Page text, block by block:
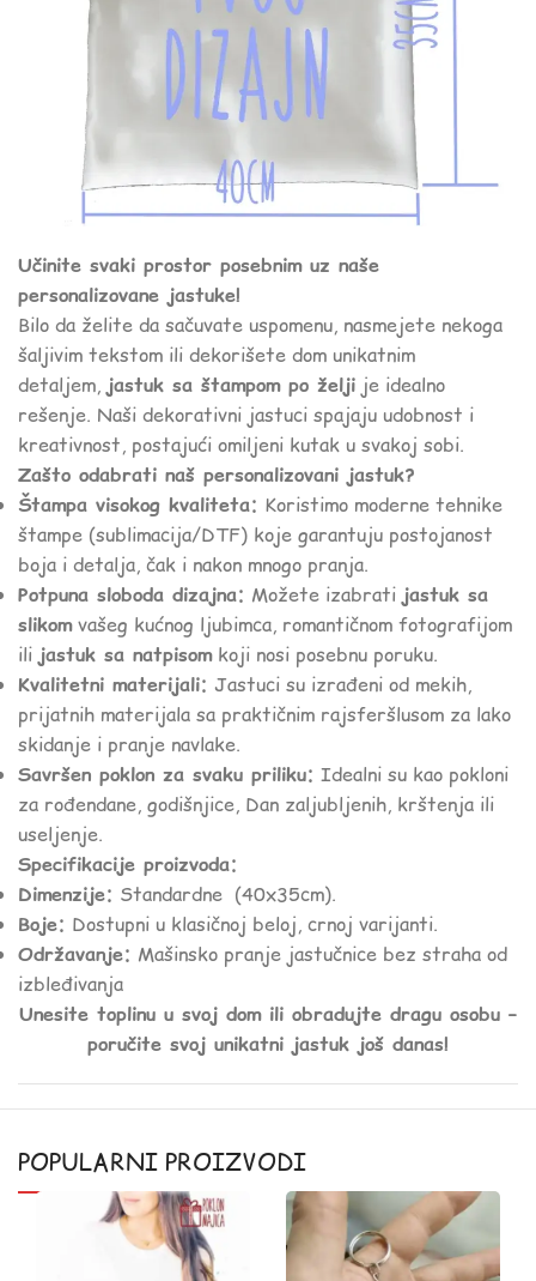
Učinite svaki prostor posebnim uz naše
personalizovane jastuke!
Bilo da želite da sačuvate uspomenu, nasmejete nekoga
šaljivim tekstom ili dekorišete dom unikatnim
detaljem, jastuk sa štampom po želji je idealno
rešenje. Naši dekorativni jastuci spajaju udobnost i
kreativnost, postajući omiljeni kutak u svakoj sobi.
Zašto odabrati naš personalizovani jastuk?
Štampa visokog kvaliteta: Koristimo moderne tehnike
štampe (sublimacija/DTF) koje garantuju postojanost
boja i detalja, čak i nakon mnogo pranja.
Potpuna sloboda dizajna: Možete izabrati jastuk sa
slikomvašeg kućnog ljubimca, romantičnom fotografijom
ili jastuk sa natpisomkoji nosi posebnu poruku.
Kvalitetni materijali: Jastuci su izrađeni od mekih,
prijatnih materijala sa praktičnim rajsferšlusom za lako
skidanje i pranje navlake.
Savršen poklon za svaku priliku: Idealni su kao pokloni
za rođendane, godišnjice, Dan zaljubljenih, krštenja ili
useljenje.
Specifikacije proizvoda:
Dimenzije: Standardne (40x35cm).
Boje: Dostupni u klasičnoj beloj, crnoj varijanti.
Održavanje: Mašinsko pranje jastučnice bez straha od
izbleđivanja
Unesite toplinu u svoj dom ili obradujte dragu osobu –
poručite svoj unikatni jastuk još danas!
POPULARNI PROIZVODI